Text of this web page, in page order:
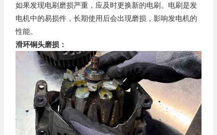
如果发现电刷磨损严重，应及时更换新的电刷。电刷是发
电机中的易损件，长期使用后会出现磨损，影响发电机的
性能。
滑环铜头磨损：